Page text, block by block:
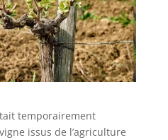
temporairement
issus de l’agriculture